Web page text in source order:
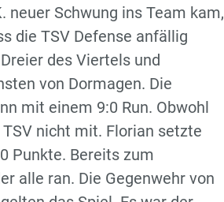
neuer Schwung ins Team kam,
die TSV Defense anfällig
des Viertels und
von Dormagen. Die
mit einem 9:0 Run. Obwohl
nicht mit. Florian setzte
Punkte. Bereits zum
alle ran. Die Gegenwehr von